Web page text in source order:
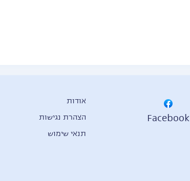
Facebook
אודות
הצהרת נגישות
תנאי שימוש